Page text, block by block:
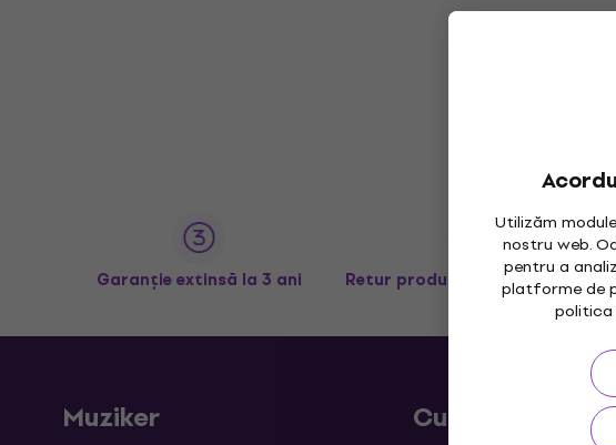
Utilizăm
nostru web.
pentru a
platforme de
Garanție extinsă la 3 ani Retur produse în maxim 30 zile
Muziker Cumpărare